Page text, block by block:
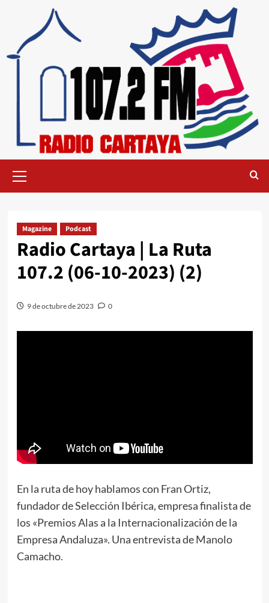
Magazine Podcast
Radio Cartaya | La Ruta
107.2 (06-10-2023) (2)
9 de octubre de 2023 0
En la ruta de hoy hablamos con Fran Ortiz,
fundador de Selección Ibérica, empresa finalista de
los «Premios Alas a la Internacionalización de la
Empresa Andaluza». Una entrevista de Manolo
Camacho.